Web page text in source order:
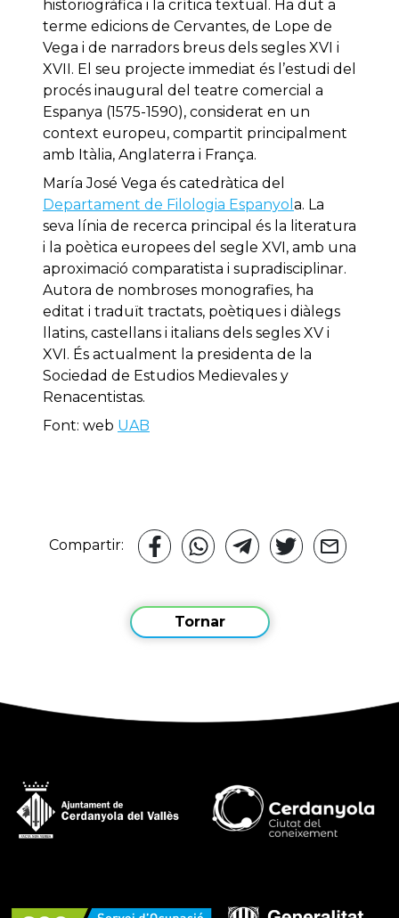
historiogràfica i la crítica textual. Ha dut a
terme edicions de Cervantes, de Lope de
Vega i de narradors breus dels segles XVI i
XVII. El seu projecte immediat és l’estudi del
procés inaugural del teatre comercial a
Espanya (1575-1590), considerat en un
context europeu, compartit principalment
amb Itàlia, Anglaterra i França.
María José Vega és catedràtica del
Departament de Filologia Espanyol a. La
seva línia de recerca principal és la literatura
i la poètica europees del segle XVI, amb una
aproximació comparatista i supradisciplinar.
Autora de nombroses monografies, ha
editat i traduït tractats, poètiques i diàlegs
llatins, castellans i italians dels segles XV i
XVI. És actualment la presidenta de la
Sociedad de Estudios Medievales y
Renacentistas.
Font: web UAB
Compartir:
Tornar